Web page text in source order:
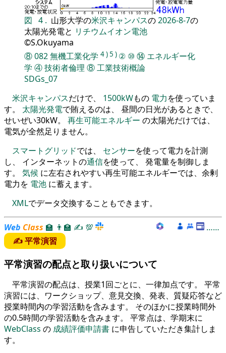
図 4 . 山形大学の米沢キャンパスの2026-8-7の
太陽光発電と リチウムイオン電池
©S.Okuyama
⑧082無機工業化学 4)5 ) ② ⑩⑭ エネルギー化
学 ④技術者倫理 ⑧工業技術概論
SDGs_07
米沢キャンパスだけで、 1500kWもの 電力を使っていま
す。 太陽光発電で賄えるのは、 昼間の日光があるときで、
せいぜい30kW。 再生可能エネルギー の太陽光だけでは、
電気が全然足りません。
スマートグリッドでは、 センサーを使って電力を計測
し、 インターネットの通信を使って、 発電量を制御しま
す。 気候 に左右されやすい再生可能エネルギーでは、余剰
電力を 電池 に蓄えます。
XMLでデータ交換することもできます。
Web Class 🏫 👨‍🏫 ✍ 💯
……
✍ 平常演習
平常演習の配点と取り扱いについて
平常演習の配点は、授業1回ごとに、一律加点です。 平常
演習には、ワークショップ、意見交換、発表、質疑応答など
授業時間内の学習活動を含みます。 そのほかに授業時間外
の0.5時間の学習活動を含みます。 平常点は、学期末に
WebClass の 成績評価申請書 に申告していただき集計しま
す。